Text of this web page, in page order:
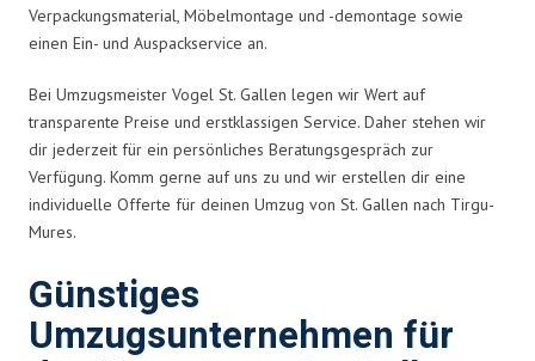
Verpackungsmaterial, Möbelmontage und -demontage sowie
einen Ein- und Auspackservice an.
Bei Umzugsmeister Vogel St. Gallen legen wir Wert auf
transparente Preise und erstklassigen Service. Daher stehen wir
dir jederzeit für ein persönliches Beratungsgespräch zur
Verfügung. Komm gerne auf uns zu und wir erstellen dir eine
individuelle Offerte für deinen Umzug von St. Gallen nach Tirgu-
Mures.
Günstiges
Umzugsunternehmen für